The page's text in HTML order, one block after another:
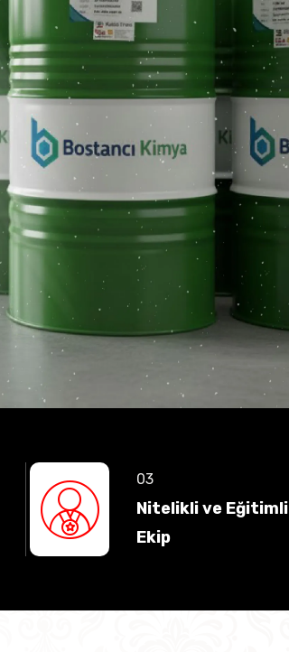
Nitelikli ve Eğitimli
Ekip